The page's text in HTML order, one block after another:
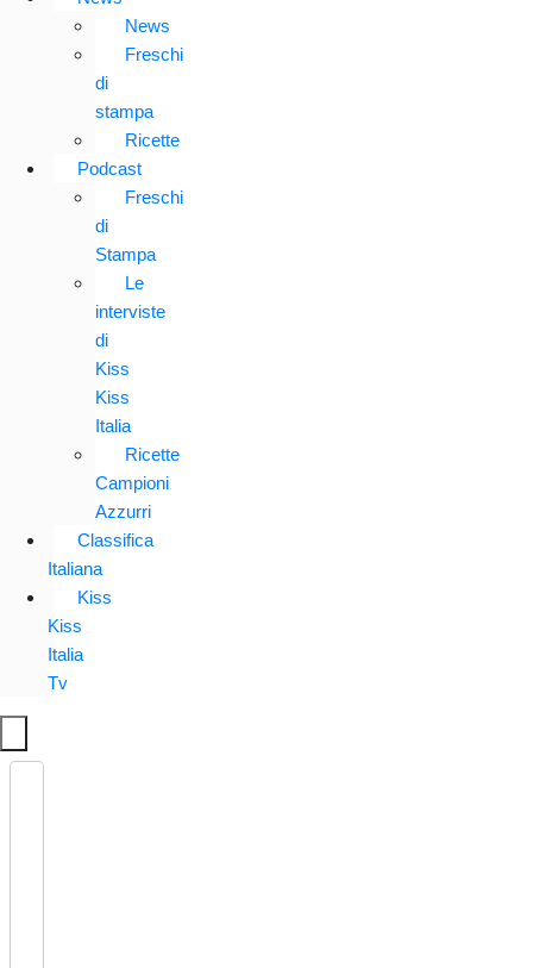
News
Freschi
di
stampa
Ricette
Podcast
Freschi
di
Stampa
Le
interviste
di
Kiss
Kiss
Italia
Ricette
Campioni
Azzurri
Classifica
Italiana
Kiss
Kiss
Italia
Tv